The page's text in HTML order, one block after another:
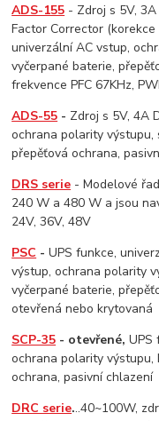
ADS-155 - Zdroj s 5V, 3A
Factor Corrector
univerzální AC vstup,
vyčerpané baterie,
frekvence PFC 67KHz,
ADS-55 - Zdroj s 5V, 4A
ochrana polarity výstupu,
přepěťová ochrana,
DRS serie - Modelové
240 W a 480 W a jsou
24V, 36V, 48V
PSC -UPS funkce,
výstup, ochrana polarity
vyčerpané baterie,
otevřená nebo krytovaná
SCP-35 - otevřené,UPS
ochrana polarity výstupu,
ochrana, pasivní chlazení
DRC serie...40~100W,